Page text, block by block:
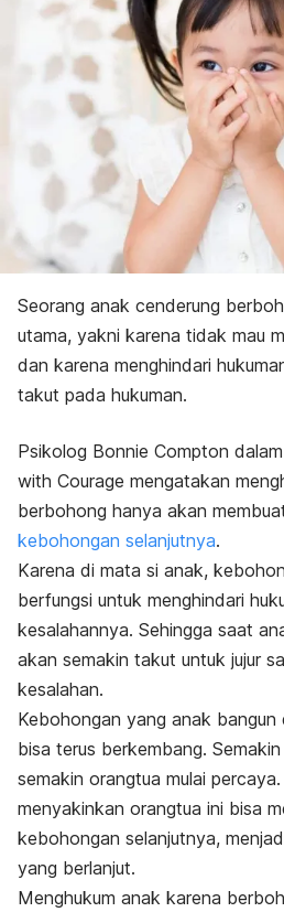
Seorang anak cenderung
utama, yakni karena tidak mau
dan karena menghindari
takut pada hukuman.
Psikolog Bonnie Compton
with Courage mengatakan
berbohong hanya akan
kebohongan selanjutnya.
Karena di mata si anak,
berfungsi untuk menghindari
kesalahannya. Sehingga saat
akan semakin takut untuk jujur
kesalahan.
Kebohongan yang anak bangun
bisa terus berkembang.
semakin orangtua mulai
menyakinkan orangtua ini bisa
kebohongan selanjutnya,
yang berlanjut.
Menghukum anak karena